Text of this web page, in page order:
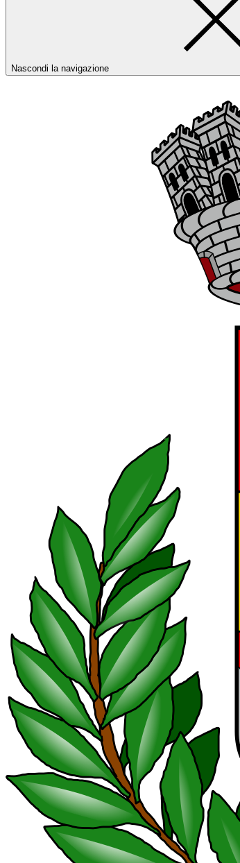
Nascondi la navigazione